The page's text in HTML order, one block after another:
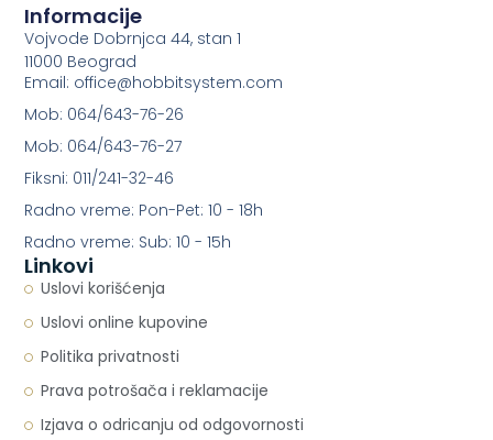
Linkovi
Uslovi korišćenja
Uslovi online kupovine
Politika privatnosti
Prava potrošača i reklamacije
Izjava o odricanju od odgovornosti
Informacije
Vojvode Dobrnjca 44, stan 1
11000 Beograd
Email: office@hobbitsystem.com
Mob: 064/643-76-26
Mob: 064/643-76-27
Fiksni: 011/241-32-46
Radno vreme: Pon-Pet: 10 - 18h
Radno vreme: Sub: 10 - 15h